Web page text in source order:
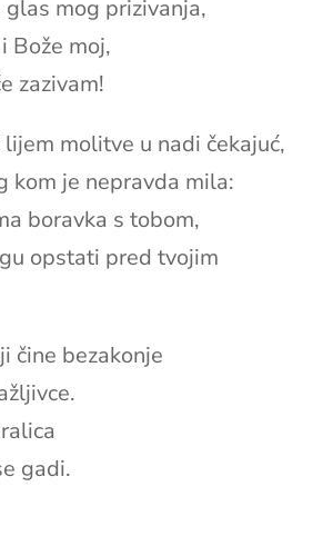
glas mog prizivanja,
Bože moj,
zazivam!
molitve u nadi čekajuć,
kom je nepravda mila:
boravka s tobom,
opstati pred tvojim
čine bezakonje
gadi.